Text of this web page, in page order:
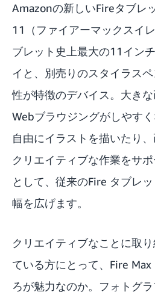
Amazonの新しいFireタブレ
11（ファイアーマックスイ
ブレット史上最大の11イン
イと、別売りのスタイラス
性が特徴のデバイス。大き
Webブラウジングがしやすく
自由にイラストを描いたり
クリエイティブな作業をサ
として、従来のFire タブレ
幅を広げます。
クリエイティブなことに取
ている方にとって、Fire
ろが魅力なのか。フォトグ